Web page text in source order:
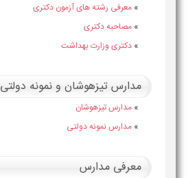
» معرفی رشته های آزمون دکتری
» مصاحبه دکتری
» دکتری وزارت بهداشت
مدارس تیزهوشان و نمونه دولتی
» مدارس تیزهوشان
» مدارس نمونه دولتی
معرفی مدارس